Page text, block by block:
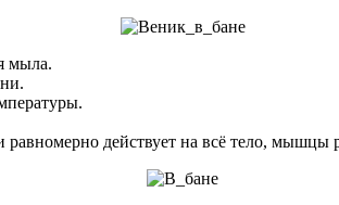
мыла.
равномерно действует на всё тело, мышцы